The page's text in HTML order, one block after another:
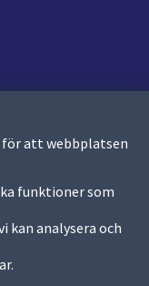
för att webbplatsen
funktioner som
kan analysera och